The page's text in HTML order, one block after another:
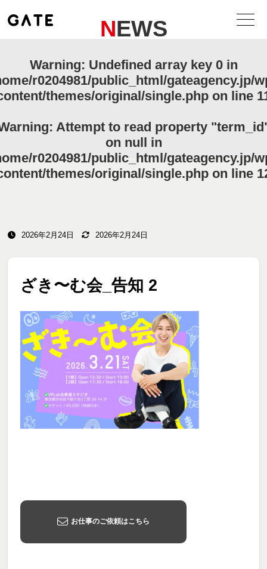
NEWS
Warning: Undefined array key 0 in
r0204981/public_html/gateagency.jp/
themes/original/single.php on line
: Attempt to read property
on null in
r0204981/public_html/gateagency.jp/
themes/original/single.phpon line
2026年2月24日 2026年2月24日
ざき〜む会_告知 2
お仕事のご依頼はこちら